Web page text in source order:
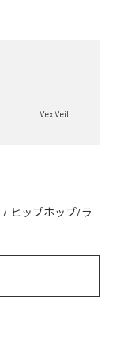
Vex Veil
/ ヒップホップ/ラ